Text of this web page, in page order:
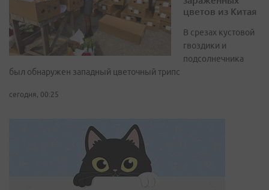
цветов из Китая
В срезах кустовой
гвоздики и
подсолнечника
был обнаружен западный цветочный трипс
сегодня, 00:25